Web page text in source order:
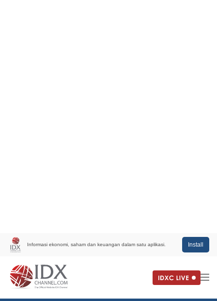
Informasi ekonomi, saham dan keuangan dalam satu aplikasi. Install